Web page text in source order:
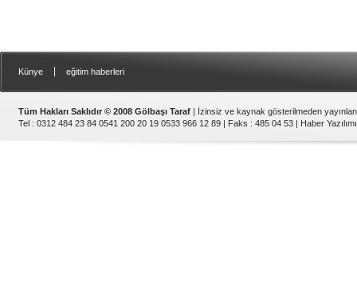
Künye eğitim haberleri
Tüm Hakları Saklıdır © 2008 Gölbaşı Taraf | İzinsiz ve kaynak gösterilmeden
Tel : 0312 484 23 84 0541 200 20 19 0533 966 12 89 | Faks : 485 04 53 | Haber Yazılımı